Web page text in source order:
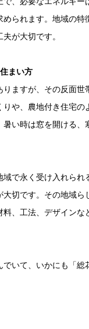
められます。地域の
が大切です。
まい方
ますが、その反面
や、農地付き住宅
い時は窓を開ける、
域で永く受け入れら
切です。その地域
料、工法、デザイン
いて、いかにも「総